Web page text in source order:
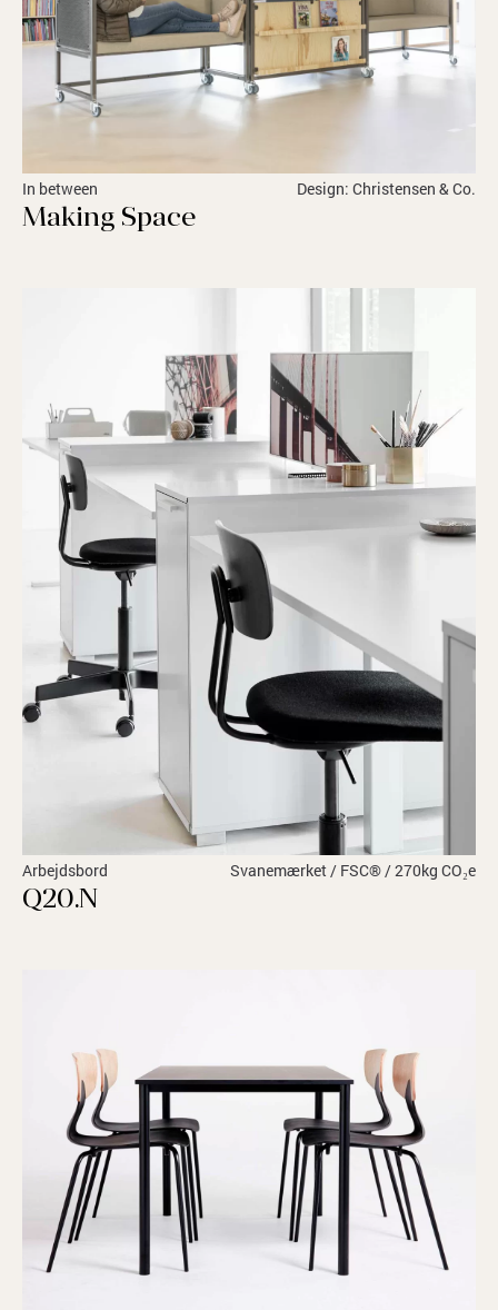
In between Design: Christensen & Co.
Making Space
Arbejdsbord Svanemærket / FSC® / 270kg CO₂e
Q20.N